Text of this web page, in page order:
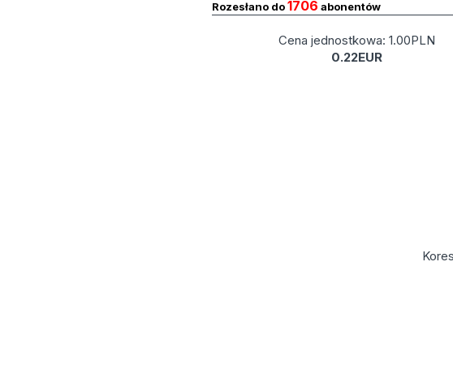
Rozesłano do1706 abonentów
Cena jednostkowa: 1.00PLN
0.22EUR